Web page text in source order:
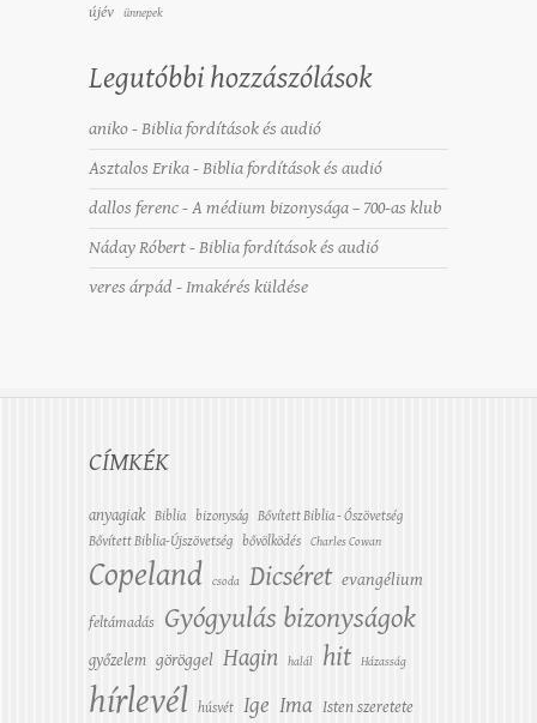
újév ünnepek
Legutóbbi hozzászólások
aniko-Biblia fordítások és audió
Asztalos Erika-Biblia fordítások és audió
dallos ferenc-A médium bizonysága – 700-as klub
Náday Róbert-Biblia fordítások és audió
veres árpád -Imakérés küldése
CÍMKÉK
anyagiak Biblia bizonyság
Bővített Biblia - Ószövetség
Bővített Biblia-Újszövetség bővölködés Charles Cowan
Copeland csoda Dicséret evangélium
feltámadás Gyógyulás bizonyságok
győzelem göröggel Hagin halál hit Házasság
hírlevél húsvét Ige Ima Isten szeretete